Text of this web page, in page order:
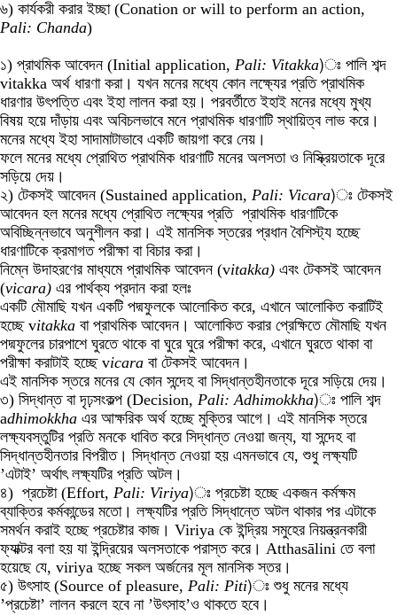
৬) কার্যকরী করার ইচ্ছা (Conation or will to perform an action,
Pali: Chanda)
১) প্রাথমিক আবেদন (Initial application, Pali: Vitakka)ঃ পালি শব্দ
vitakka অর্থ ধারণা করা। যখন মনের মধ্যে কোন লক্ষ্যের প্রতি প্রাথমিক
ধারণার উৎপত্তি এবং ইহা লালন করা হয়। পরবর্তীতে ইহাই মনের মধ্যে মুখ্য
বিষয় হয়ে দাঁড়ায় এবং অবিচলভাবে মনে প্রাথমিক ধারণাটি স্থায়িত্ব লাভ করে।
মনের মধ্যে ইহা সাদামাটাভাবে একটি জায়গা করে নেয়।
ফলে মনের মধ্যে প্রোথিত প্রাথমিক ধারণাটি মনের অলসতা ও নিস্ক্রিয়তাকে দূরে
সড়িয়ে দেয়।
২) টেকসই আবেদন (Sustained application, Pali: Vicara)ঃ টেকসই
আবেদন হল মনের মধ্যে প্রোথিত লক্ষ্যের প্রতি প্রাথমিক ধারণাটিকে
অবিচ্ছিন্নভাবে অনুশীলন করা। এই মানসিক স্তরের প্রধান বৈশিস্ট্য হচ্ছে
ধারণাটিকে ক্রমাগত পরীক্ষা বা বিচার করা।
নিম্নে উদাহরণের মাধ্যমে প্রাথমিক আবেদন (vitakka) এবং টেকসই আবেদন
(vicara) এর পার্থক্য প্রদান করা হলঃ
একটি মৌমাছি যখন একটি পদ্মফুলকে আলোকিত করে, এখানে আলোকিত করাটিই
হচ্ছে vitakka বা প্রাথমিক আবেদন। আলোকিত করার প্রেক্ষিতে মৌমাছি যখন
পদ্মফুলের চারপাশে ঘুরতে থাকে বা ঘুরে ঘুরে পরীক্ষা করে, এখানে ঘুরতে থাকা বা
পরীক্ষা করাটাই হচ্ছে vicara বা টেকসই আবেদন।
এই মানসিক স্তরে মনের যে কোন সন্দেহ বা সিদ্ধান্তহীনতাকে দূরে সড়িয়ে দেয়।
৩) সিদ্ধান্ত বা দৃঢ়সংকল্প (Decision, Pali: Adhimokkha)ঃ পালি শব্দ
adhimokkha এর আক্ষরিক অর্থ হচ্ছে মুক্তির আগে। এই মানসিক স্তরে
লক্ষ্যবস্তুটির প্রতি মনকে ধাবিত করে সিদ্ধান্ত নেওয়া জন্য, যা সন্দেহ বা
সিদ্ধান্তহীনতার বিপরীত। সিদ্ধান্ত নেওয়া হয় এমনভাবে যে, শুধু লক্ষ্যটি
’এটাই’ অর্থাৎ লক্ষ্যটির প্রতি অটল।
৪) প্রচেষ্টা (Effort, Pali: Viriya)ঃ প্রচেষ্টা হচ্ছে একজন কর্মক্ষম
ব্যাক্তির কর্মকান্ডের মতো। লক্ষ্যটির প্রতি সিদ্ধান্তে অটল থাকার পর এটাকে
সমর্থন করাই হচ্ছে প্রচেষ্টার কাজ। Viriya কে ইন্দ্রিয় সমুহের নিয়ন্ত্রনকারী
ফ্যাক্টর বলা হয় যা ইন্দ্রিয়ের অলসতাকে পরাস্ত করে। Atthasālini তে বলা
হয়েছে যে, viriya হচ্ছে সকল অর্জনের মূল মানসিক স্তর।
৫) উৎসাহ (Source of pleasure, Pali: Piti)ঃ শুধু মনের মধ্যে
’প্রচেষ্টা’ লালন করলে হবে না ’উৎসাহ’ও থাকতে হবে।